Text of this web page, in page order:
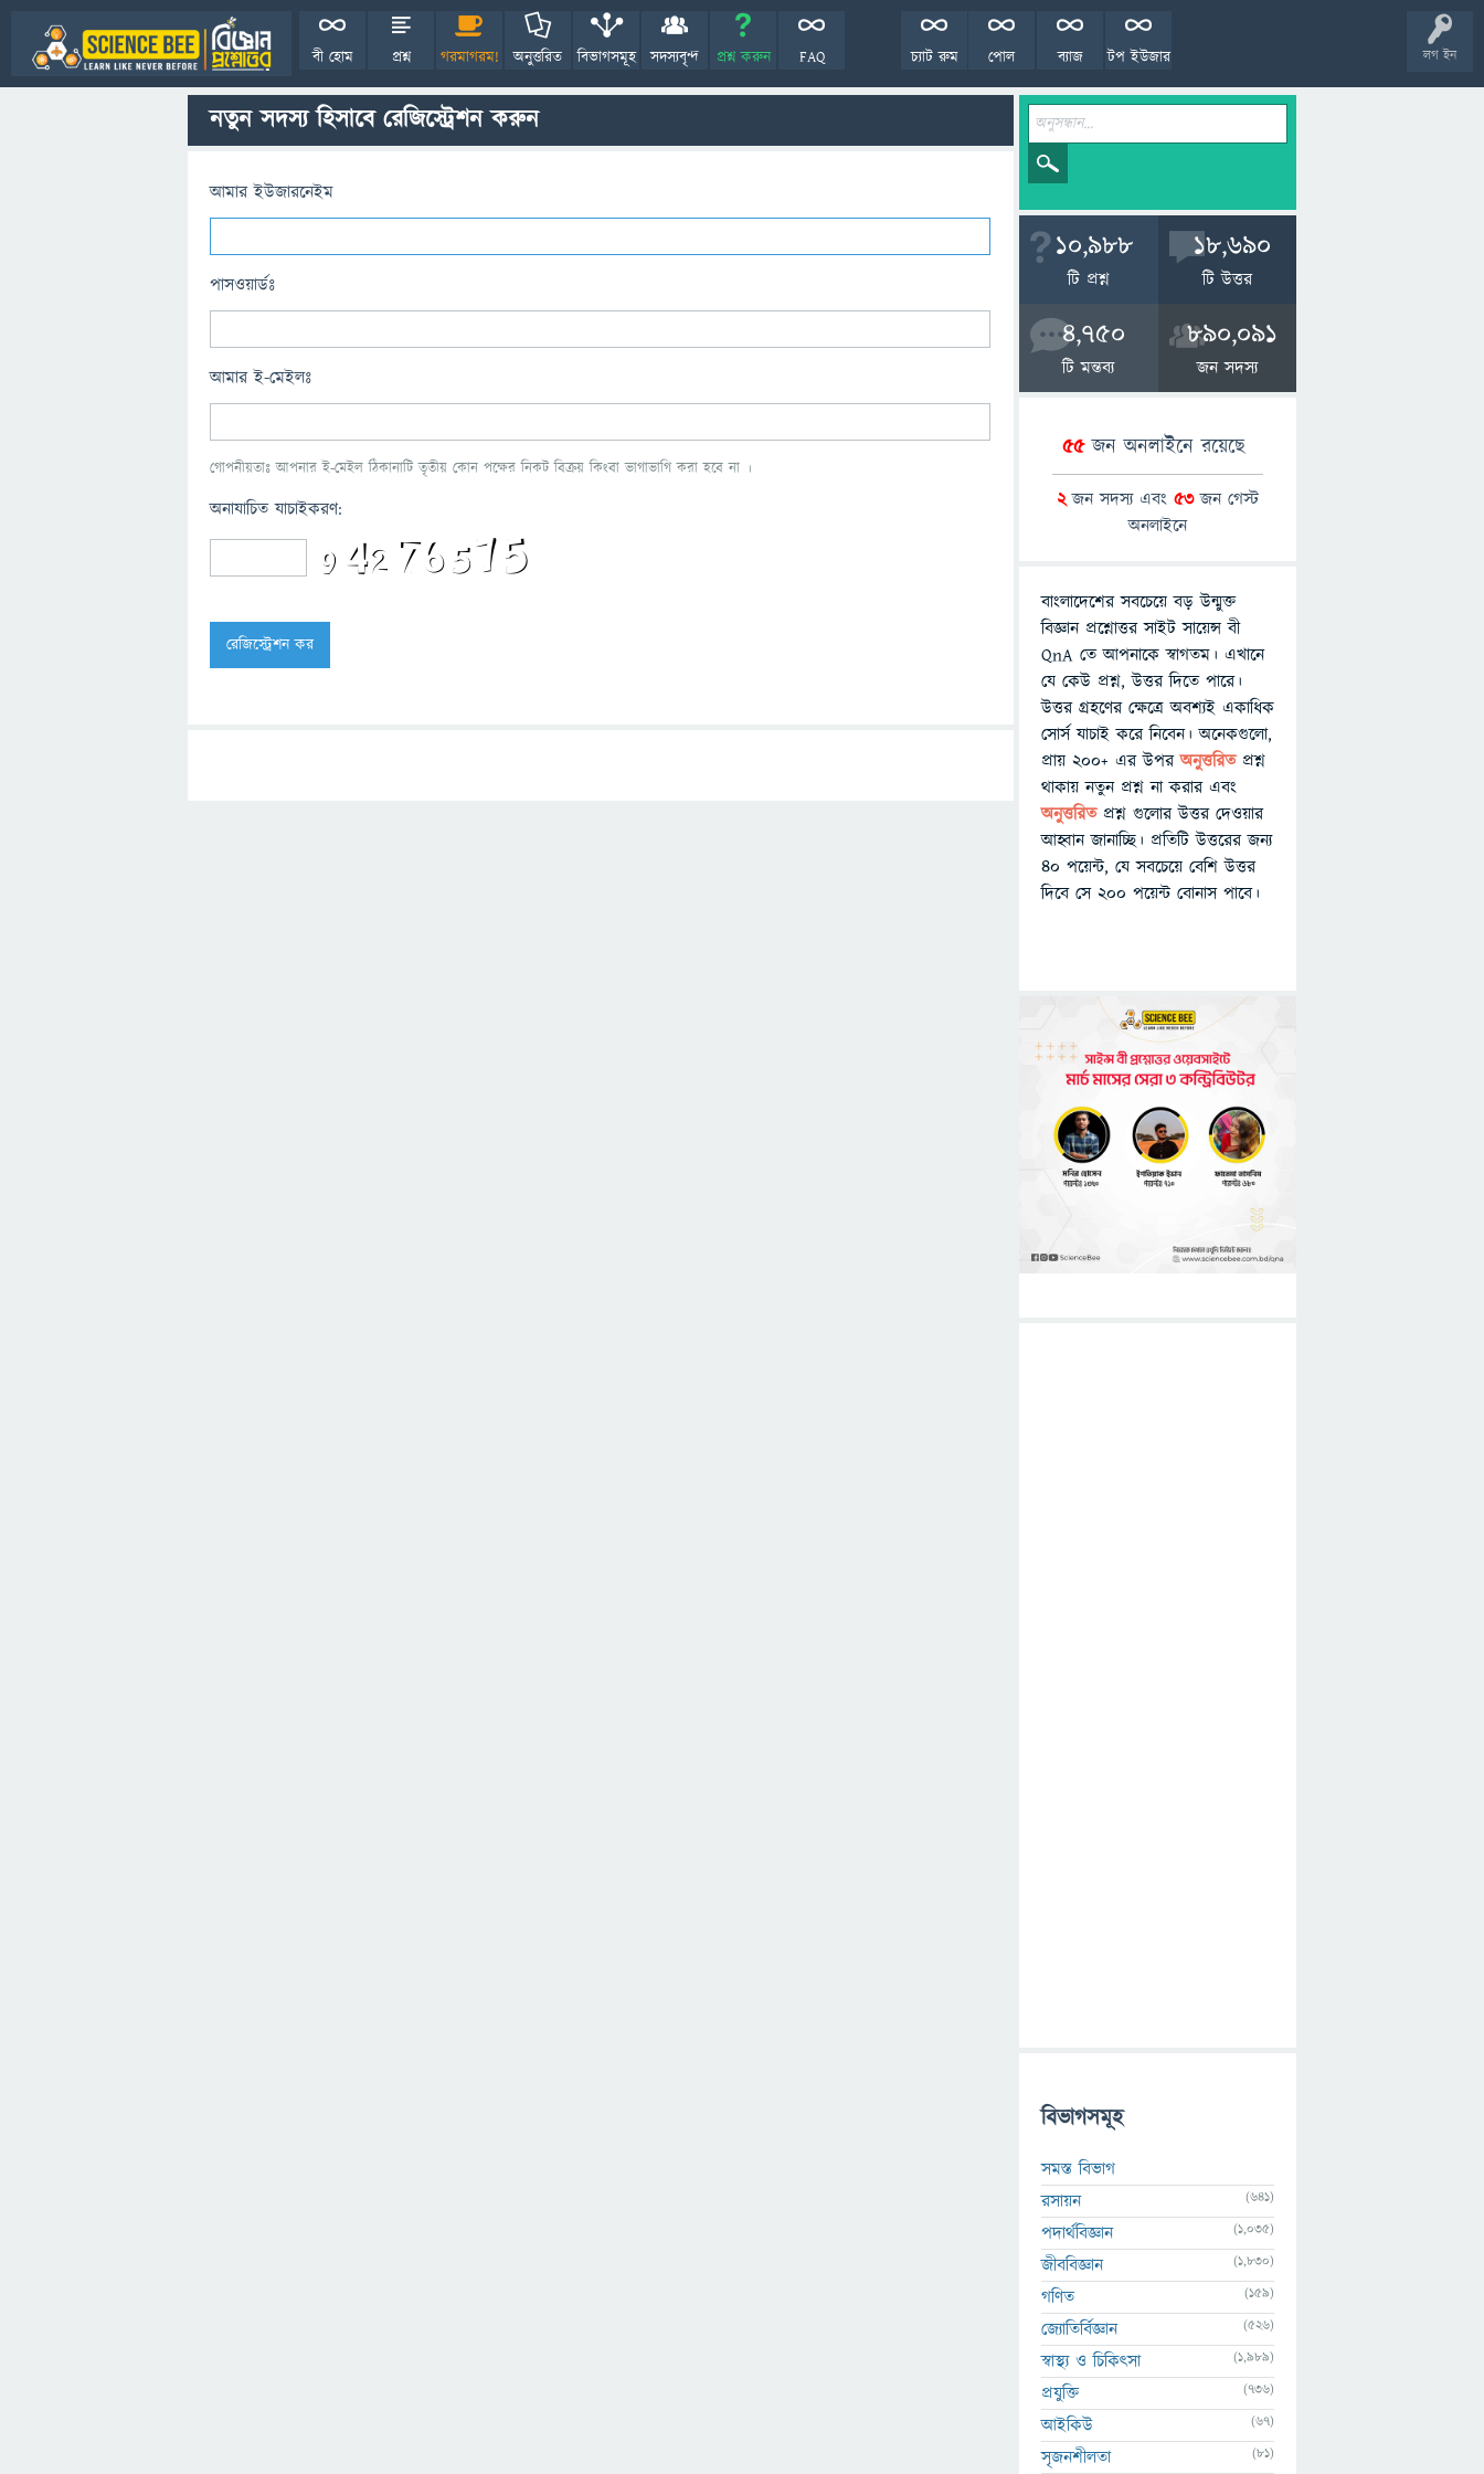
লগ ইন
বী হোম প্রশ্ন গরমাগরম! অনুত্তরিত বিভাগসমূহ সদস্যবৃন্দ প্রশ্ন করুন FAQ টপ ইউজার
ব্যাজ
পোল
চ্যাট রুম
নতুন সদস্য হিসাবে রেজিস্ট্রেশন করুন
আমার ইউজারনেইম
পাসওয়ার্ডঃ
আমার ই-মেইলঃ
গোপনীয়তাঃ আপনার ই-মেইল ঠিকানাটি তৃতীয় কোন পক্ষের নিকট বিক্রয় কিংবা ভাগাভাগি করা হবে না ।
অনাযাচিত যাচাইকরণ:
10,988
টি প্রশ্ন
18,690
টি উত্তর
4,750
টি মন্তব্য
890,091
জন সদস্য
55জন অনলাইনে রয়েছে
2জন সদস্য এবং 53জন গেস্ট
অনলাইনে
বাংলাদেশের সবচেয়ে বড় উন্মুক্ত
বিজ্ঞান প্রশ্নোত্তর সাইট সায়েন্স বী
QnA তে আপনাকে স্বাগতম। এখানে
যে কেউ প্রশ্ন, উত্তর দিতে পারে।
উত্তর গ্রহণের ক্ষেত্রে অবশ্যই একাধিক
সোর্স যাচাই করে নিবেন। অনেকগুলো,
প্রায় ২০০+ এর উপরঅনুত্তরিতপ্রশ্ন
থাকায় নতুন প্রশ্ন না করার এবং
অনুত্তরিত প্রশ্ন গুলোর উত্তর দেওয়ার
আহ্বান জানাচ্ছি। প্রতিটি উত্তরের জন্য
৪০ পয়েন্ট, যে সবচেয়ে বেশি উত্তর
দিবে সে ২০০ পয়েন্ট বোনাস পাবে।
বিভাগসমূহ
সমস্ত বিভাগ
রসায়ন
(641)
পদার্থবিজ্ঞান (1,035)
জীববিজ্ঞান (1,830)
গণিত (159)
জ্যোতির্বিজ্ঞান (526)
স্বাস্থ্য ও চিকিৎসা (1,989)
প্রযুক্তি (736)
আইকিউ (67)
সৃজনশীলতা (81)